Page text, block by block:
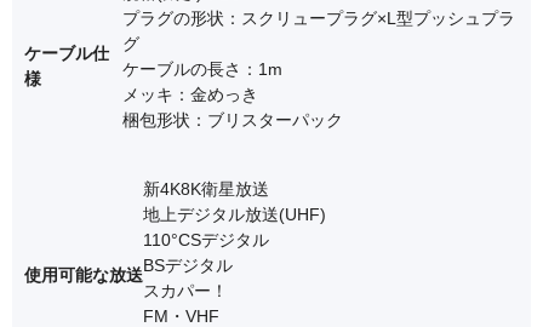
ケーブル仕
様
プラグの形状：スクリュープラグ×L型プッシュプラ
グ
ケーブルの長さ：1m
メッキ：金めっき
梱包形状：ブリスターパック
使用可能な放送
新4K8K衛星放送
地上デジタル放送(UHF)
110°CSデジタル
BSデジタル
スカパー！
FM・VHF